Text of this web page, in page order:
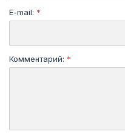
E-mail: *
Комментарий: *